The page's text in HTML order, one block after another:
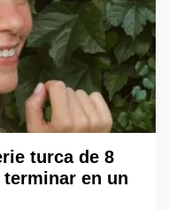
turca de 8
en un